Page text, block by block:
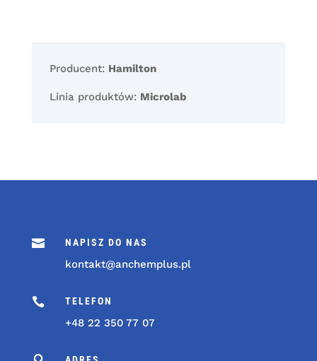
Producent: Hamilton
Linia produktów: Microlab
 NAPISZ DO NAS
kontakt@anchemplus.pl
 TELEFON
+48 22 350 77 07